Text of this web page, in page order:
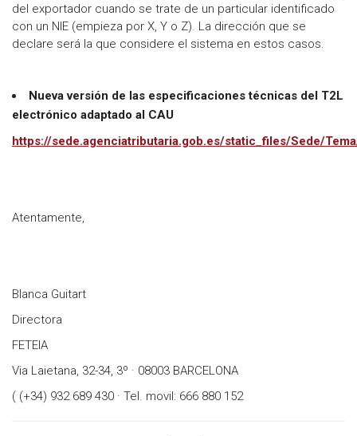
del exportador cuando se trate de un particular identificado
con un NIE (empieza por X, Y o Z). La dirección que se
declare será la que considere el sistema en estos casos.
Nueva versión de las especificaciones técnicas del T2L
electrónico adaptado al CAU
https://sede.agenciatributaria.gob.es/static_files/Sede/
Atentamente,
Blanca Guitart
Directora
FETEIA
Via Laietana, 32-34, 3º · 08003 BARCELONA
( (+34) 932 689 430 · Tel. movil: 666 880 152